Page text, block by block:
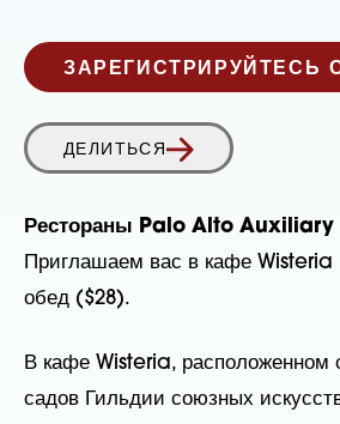
ЗАРЕГИСТРИРУЙТЕСЬ
ДЕЛИТЬСЯ
Рестораны Palo Alto Auxiliary
Приглашаем вас в кафе Wisteria
обед ($28).
В кафе Wisteria, расположенном
садов Гильдии союзных